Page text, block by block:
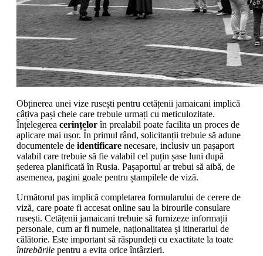
Obținerea unei vize rusești pentru cetățenii jamaicani implică
câțiva pași cheie care trebuie urmați cu meticulozitate.
Înțelegerea cerințelorîn prealabil poate facilita un proces de
aplicare mai ușor. În primul rând, solicitanții trebuie să adune
documentele de identificare necesare, inclusiv un pașaport
valabil care trebuie să fie valabil cel puțin șase luni după
șederea planificată în Rusia. Pașaportul ar trebui să aibă, de
asemenea, pagini goale pentru ștampilele de viză.
Următorul pas implică completarea formularului de cerere de
viză, care poate fi accesat online sau la birourile consulare
rusești. Cetățenii jamaicani trebuie să furnizeze informații
personale, cum ar fi numele, naționalitatea și itinerariul de
călătorie. Este important să răspundeți cu exactitate la toate
întrebările pentru a evita orice întârzieri.